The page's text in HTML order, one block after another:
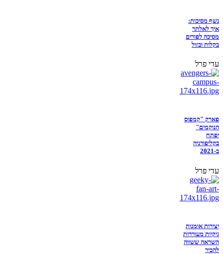
נשף מסיכות:
איך לאלתר
מסיכה לפורים
בקלות ובזול
עדי פרל
פארק "קמפוס
הנוקמים"
יפתח
בקליפורניה
ב-2021
עדי פרל
יצירות אומנות
גיקיות מעוררות
השראה ששווה
להכיר